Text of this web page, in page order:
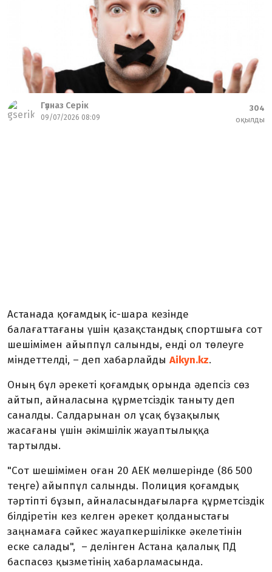
Гүлназ Серік
09/07/2026 08:09
304
оқылды
Астанада қоғамдық іс-шара кезінде
балағаттағаны үшін қазақстандық спортшыға сот
шешімімен айыппұл салынды, енді ол төлеуге
міндеттелді, – деп хабарлайды Aikyn.kz.
Оның бұл әрекеті қоғамдық орында әдепсіз сөз
айтып, айналасына құрметсіздік таныту деп
саналды. Салдарынан ол ұсақ бұзақылық
жасағаны үшін әкімшілік жауаптылыққа
тартылды.
"Сот шешімімен оған 20 АЕК мөлшерінде (86 500
теңге) айыппұл салынды. Полиция қоғамдық
тәртіпті бұзып, айналасындағыларға құрметсіздік
білдіретін кез келген әрекет қолданыстағы
заңнамаға сәйкес жауапкершілікке әкелетінін
еске салады", – делінген Астана қалалық ПД
баспасөз қызметінің хабарламасында.